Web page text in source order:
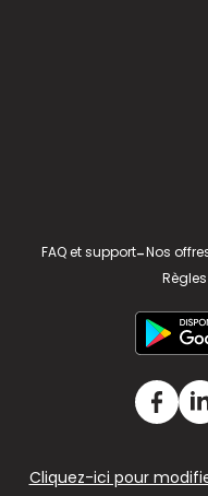
FAQ et support-Nos
Cliquez-ici pour